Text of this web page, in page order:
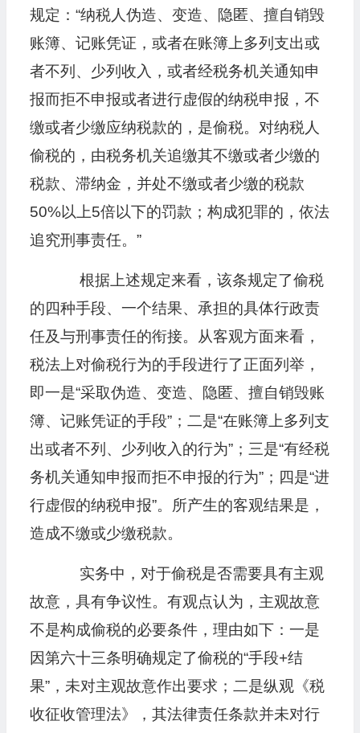
规定：“纳税人伪造、变造、隐匿、擅自销毁
账簿、记账凭证，或者在账簿上多列支出或
者不列、少列收入，或者经税务机关通知申
报而拒不申报或者进行虚假的纳税申报，不
缴或者少缴应纳税款的，是偷税。对纳税人
偷税的，由税务机关追缴其不缴或者少缴的
税款、滞纳金，并处不缴或者少缴的税款
50%以上5倍以下的罚款；构成犯罪的，依法
追究刑事责任。”
根据上述规定来看，该条规定了偷税
的四种手段、一个结果、承担的具体行政责
任及与刑事责任的衔接。从客观方面来看，
税法上对偷税行为的手段进行了正面列举，
即一是“采取伪造、变造、隐匿、擅自销毁账
簿、记账凭证的手段”；二是“在账簿上多列支
出或者不列、少列收入的行为”；三是“有经税
务机关通知申报而拒不申报的行为”；四是“进
行虚假的纳税申报”。所产生的客观结果是，
造成不缴或少缴税款。
实务中，对于偷税是否需要具有主观
故意，具有争议性。有观点认为，主观故意
不是构成偷税的必要条件，理由如下：一是
因第六十三条明确规定了偷税的“手段+结
果”，未对主观故意作出要求；二是纵观《税
收征收管理法》，其法律责任条款并未对行